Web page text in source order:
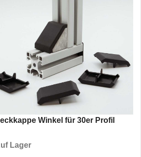
Winkel für 30er Profil
Lager